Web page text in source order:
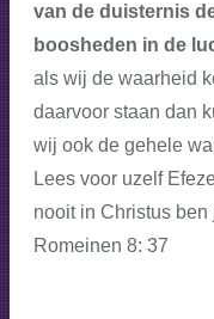
van de duisternis
boosheden in de
als wij de waarheid
daarvoor staan dan
wij ook de gehele
Lees voor uzelf
nooit in Christus
Romeinen 8: 37